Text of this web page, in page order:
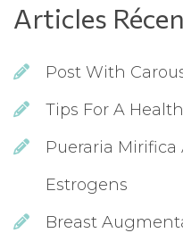
Articles
Post With
Tips For A
Pueraria
Estrogen
Breast